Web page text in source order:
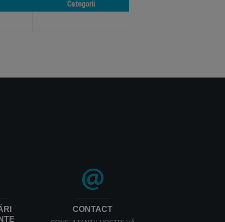
Categorii
CONTACT